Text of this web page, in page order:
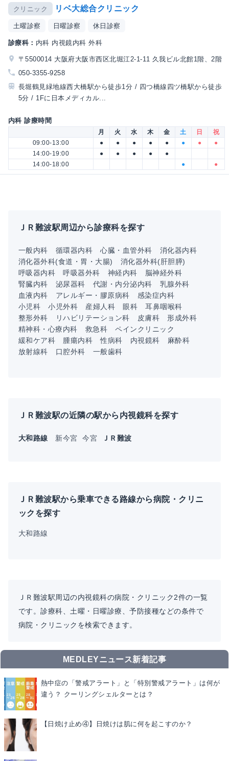
クリニック リベ大総合クリニック
土曜診察 日曜診察 休日診察
診療科： 内科 内視鏡内科 外科
〒5500014 大阪府大阪市西区北堀江2-1-11 久我ビル北館1階、2階
050-3355-9258
長堀鶴見緑地線西大橋駅から徒歩1分 / 四つ橋線四ツ橋駅から徒歩
5分 / 1Fに日本メディカル...
内科 診療時間
月 火 水 木 金 土 日
祝
09:00-13:00
● ● ● ● ● ● ●
●
14:00-19:00
● ● ● ●
●
14:00-18:00
● ●
ＪＲ難波駅周辺から診療科を探す
一般内科 循環器内科 心臓・血管外科
消化器内科
消化器外科(食道・胃・大腸)
消化器外科(肝胆膵)
呼吸器内科
呼吸器外科 神経内科
脳神経外科
腎臓内科
泌尿器科 代謝・内分泌内科
乳腺外科
血液内科
アレルギー・膠原病科
感染症内科
小児科
小児外科 産婦人科 眼科
耳鼻咽喉科
整形外科
リハビリテーション科 皮膚科
形成外科
精神科・心療内科
救急科
ペインクリニック
緩和ケア科
腫瘍内科 性病科 内視鏡科
麻酔科
放射線科
口腔外科 一般歯科
ＪＲ難波駅の近隣の駅から内視鏡科を探す
大和路線 新今宮 今宮 ＪＲ難波
ＪＲ難波駅から乗車できる路線から病院・クリニ
ックを探す
大和路線
ＪＲ難波駅周辺の内視鏡科の病院・クリニック2件の一覧
です。診療科、土曜・日曜診療、予防接種などの条件で
病院・クリニックを検索できます。
MEDLEYニュース新着記事
熱中症の「警戒アラート」と「特別警戒アラート」は何が
違う？ クーリングシェルターとは？
【日焼け止め④】日焼けは肌に何を起こすのか？